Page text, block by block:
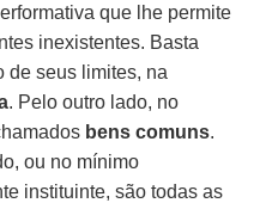
que lhe permite
inexistentes. Basta
de seus limites, na
. Pelo outro lado, no
bens comuns.
ou no mínimo
instituinte, são todas as